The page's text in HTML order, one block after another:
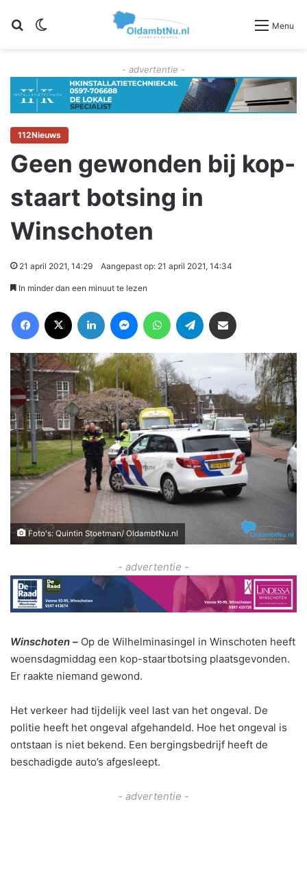
Zoeken Menu
- advertentie -
112Nieuws
Geen gewonden bij kop-
staart botsing in
Winschoten
21 april 2021, 14:29 Aangepast op: 21 april 2021, 14:34
In minder dan een minuut te lezen
Foto's: Quintin Stoetman/ OldambtNu.nl
- advertentie -
Winschoten – Op de Wilhelminasingel in Winschoten heeft
woensdagmiddag een kop-staartbotsing plaatsgevonden.
Er raakte niemand gewond.
Het verkeer had tijdelijk veel last van het ongeval. De
politie heeft het ongeval afgehandeld. Hoe het ongeval is
ontstaan is niet bekend. Een bergingsbedrijf heeft de
beschadigde auto’s afgesleept.
- advertentie -